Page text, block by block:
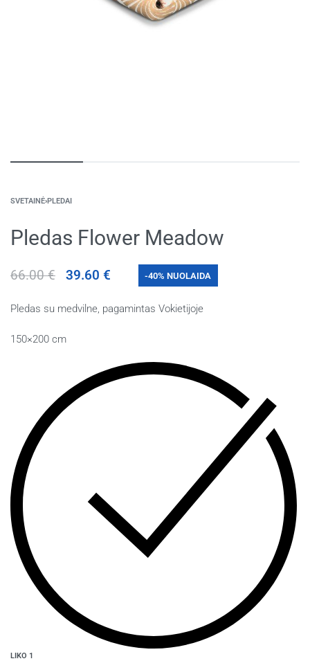
SVETAINĖ›PLEDAI
Pledas Flower Meadow
66.00€ 39.60 € -40% NUOLAIDA
Pledas su medvilne, pagamintas Vokietijoje
150×200 cm
LIKO 1